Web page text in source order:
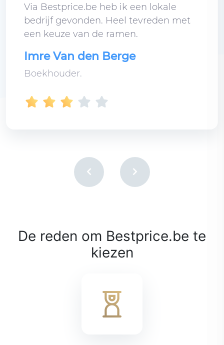
Via Bestprice.be heb ik een lokale
bedrijf gevonden. Heel tevreden met
een keuze van de ramen.
Imre Van den Berge
Boekhouder.
De reden om Bestprice.be te
kiezen